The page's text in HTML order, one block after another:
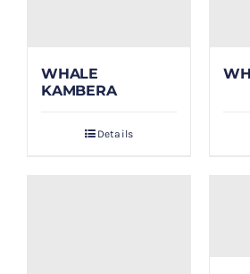
WHALE
KAMBERA
Details